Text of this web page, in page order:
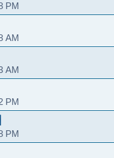
PM
AM
AM
PM
PM